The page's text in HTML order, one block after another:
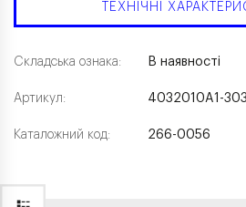
ТЕХНІЧНІ
Складська ознака:
Артикул:
Каталожний код:
В наявності
4032010A1-303
266-0056